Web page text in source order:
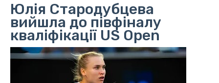
Юлія Стародубцева
вийшла до півфіналу
кваліфікації US Open